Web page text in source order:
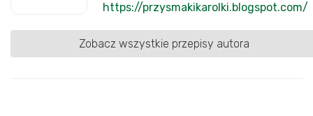
https://przysmakikarolki.blogspot.com/
Zobacz wszystkie przepisy autora